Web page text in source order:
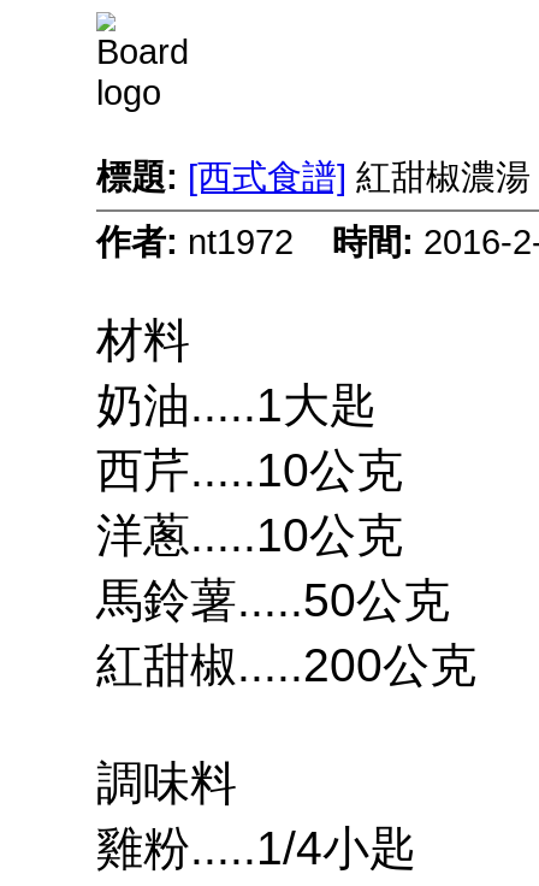
標題: [西式食譜] 紅甜椒濃湯
作者: nt1972 時間: 2016-
材料
奶油.....1大匙
西芹.....10公克
洋蔥.....10公克
馬鈴薯.....50公克
紅甜椒.....200公克
調味料
雞粉.....1/4小匙